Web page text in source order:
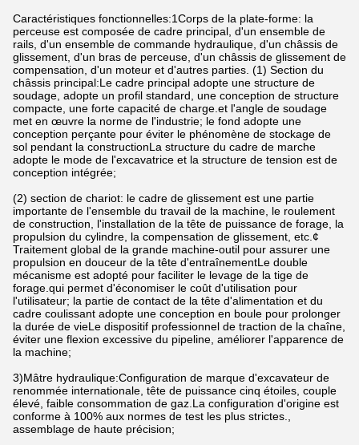
Caractéristiques fonctionnelles:1Corps de la plate-forme: la
perceuse est composée de cadre principal, d'un ensemble de
rails, d'un ensemble de commande hydraulique, d'un châssis de
glissement, d'un bras de perceuse, d'un châssis de glissement de
compensation, d'un moteur et d'autres parties. (1) Section du
châssis principal:Le cadre principal adopte une structure de
soudage, adopte un profil standard, une conception de structure
compacte, une forte capacité de charge.et l'angle de soudage
met en œuvre la norme de l'industrie; le fond adopte une
conception perçante pour éviter le phénomène de stockage de
sol pendant la constructionLa structure du cadre de marche
adopte le mode de l'excavatrice et la structure de tension est de
conception intégrée;
(2) section de chariot: le cadre de glissement est une partie
importante de l'ensemble du travail de la machine, le roulement
de construction, l'installation de la tête de puissance de forage, la
propulsion du cylindre, la compensation de glissement, etc.¢
Traitement global de la grande machine-outil pour assurer une
propulsion en douceur de la tête d'entraînementLe double
mécanisme est adopté pour faciliter le levage de la tige de
forage.qui permet d'économiser le coût d'utilisation pour
l'utilisateur; la partie de contact de la tête d'alimentation et du
cadre coulissant adopte une conception en boule pour prolonger
la durée de vieLe dispositif professionnel de traction de la chaîne,
éviter une flexion excessive du pipeline, améliorer l'apparence de
la machine;
3)Mâtre hydraulique:Configuration de marque d'excavateur de
renommée internationale, tête de puissance cinq étoiles, couple
élevé, faible consommation de gaz.La configuration d'origine est
conforme à 100% aux normes de test les plus strictes.,
assemblage de haute précision;